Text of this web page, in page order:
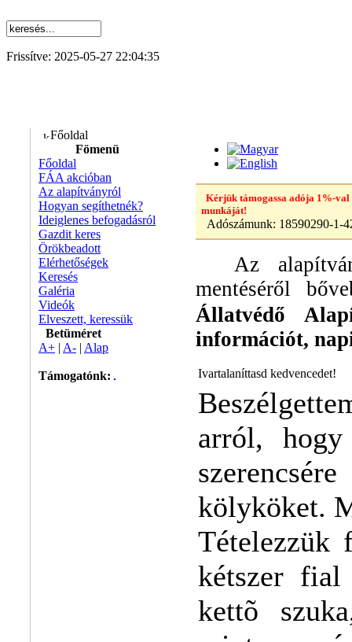
Frissítve: 2025-05-27 22:04:35
Főoldal
Fömenü
Főoldal
FÁA akcióban
Az alapítványról
Hogyan segíthetnék?
Ideiglenes befogadásról
Gazdit keres
Örökbeadott
Elérhetőségek
Keresés
Galéria
Videók
Elveszett, keressük
Betüméret
A+ | A- | Alap
Támogatónk:
Kérjük támogassa adója 1%-
munkáját!
Adószámunk: 18590290-1-
Az
mentéséről
Állatvédő
információt,
Ivartalaníttasd kedvencedet!
arról,
kölyköket.
Tételezzük
kétszer fial
kettõ